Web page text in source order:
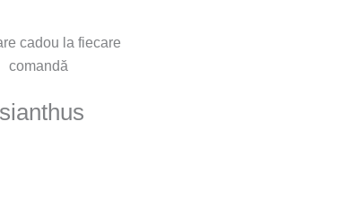
cadou la fiecare
comandă